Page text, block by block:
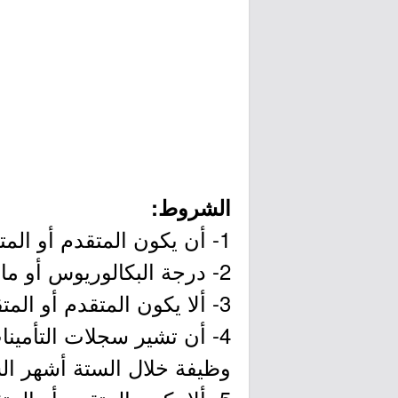
الشروط:
1- أن يكون المتقدم أو المتقدمة سعودي الجنسية.
2- درجة البكالوريوس أو ما يعادلها في تخصص هندسي ذات صلة.
3- ألا يكون المتقدم أو المتقدمة على رأس العمل سواءً في القطاع العام أو الخاص.
4- أن تشير سجلات
وظيفة خلال الستة أشهر